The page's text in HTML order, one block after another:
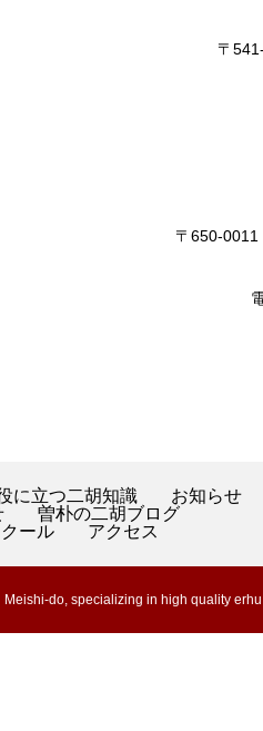
〒
〒650-
に立つ二胡知識
お知らせ
曽朴の二胡ブログ
ール
アクセス
do, specializing in high quality erhu